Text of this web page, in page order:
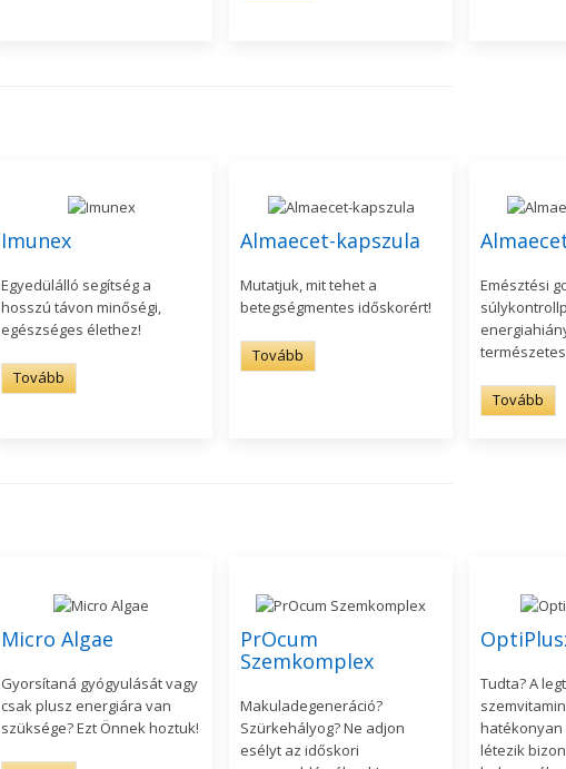
Imunex
Egyedülálló segítség a
hosszú távon minőségi,
egészséges élethez!
Tovább
Almaecet-kapszula
Mutatjuk, mit tehet a
betegségmentes időskorért!
Tovább
Emésztési
Tovább
Micro Algae
Gyorsítaná gyógyulását vagy
csak plusz energiára van
szüksége? Ezt Önnek hoztuk!
PrOcum
Szemkomplex
Makuladegeneráció?
Szürkehályog? Ne adjon
esélyt az időskori
Tudta? A
hatékonyan
létezik